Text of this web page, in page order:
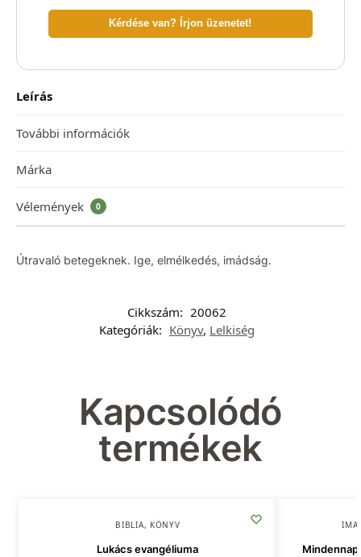
Kérdése van? Írjon üzenetet!
Leírás
További információk
Márka
Vélemények 0
Útravaló betegeknek. Ige, elmélkedés, imádság.
Cikkszám: 20062
Kategóriák: Könyv, Lelkiség
Kapcsolódó
termékek
BIBLIA, KÖNYV
Lukács evangéliuma